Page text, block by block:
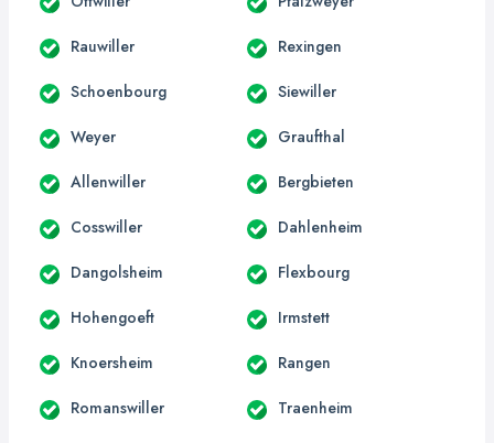
Rauwiller Rexingen
Schoenbourg Siewiller
Weyer Graufthal
Allenwiller Bergbieten
Cosswiller Dahlenheim
Dangolsheim Flexbourg
Hohengoeft Irmstett
Knoersheim Rangen
Romanswiller Traenheim